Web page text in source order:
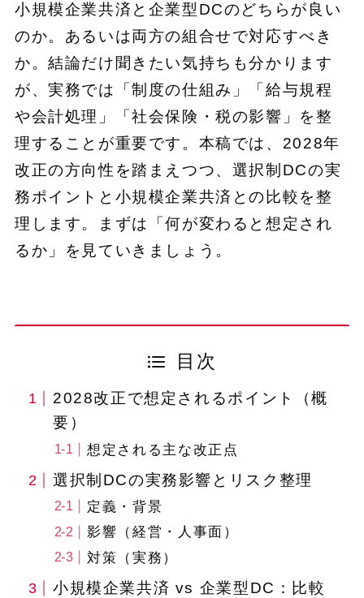
小規模企業共済と企業型DCのどちらが良い
のか。あるいは両方の組合せで対応すべき
か。結論だけ聞きたい気持ちも分かります
が、実務では「制度の仕組み」「給与規程
や会計処理」「社会保険・税の影響」を整
理することが重要です。本稿では、2028年
改正の方向性を踏まえつつ、選択制DCの実
務ポイントと小規模企業共済との比較を整
理します。まずは「何が変わると想定され
るか」を見ていきましょう。
目次
2028改正で想定されるポイント（概
要）
想定される主な改正点
選択制DCの実務影響とリスク整理
定義・背景
影響（経営・人事面）
対策（実務）
小規模企業共済 vs 企業型DC：比較